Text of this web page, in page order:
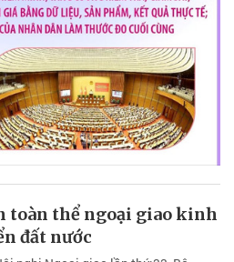
toàn thể ngoại giao kinh
đất nước